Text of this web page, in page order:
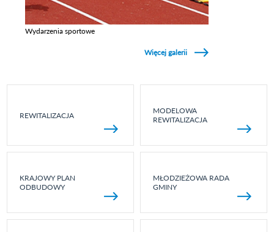
Wydarzenia sportowe
Więcej galerii
REWITALIZACJA
MODELOWA
REWITALIZACJA
KRAJOWY PLAN
ODBUDOWY
MŁODZIEŻOWA RADA
GMINY